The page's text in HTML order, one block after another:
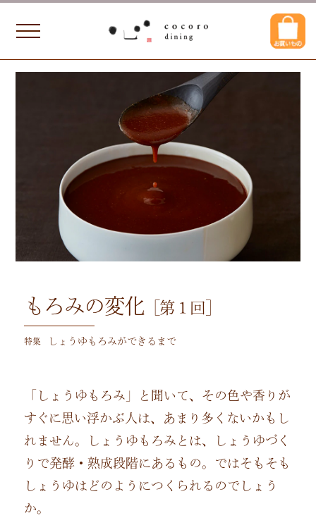
特集 しょうゆもろみができるまで
もろみの変化 ［第１回］
「しょうゆもろみ」と聞いて、その色や香りが
すぐに思い浮かぶ人は、あまり多くないかもし
れません。しょうゆもろみとは、しょうゆづく
りで発酵・熟成段階にあるもの。ではそもそも
しょうゆはどのようにつくられるのでしょう
か。